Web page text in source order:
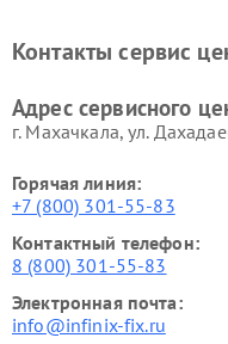
Контакты сервис
Адрес сервисного
г. Махачкала, ул.
Горячая линия:
+7 (800) 301-55-83
Контактный телефон:
8 (800) 301-55-83
Электронная почта:
info@infinix-fix.ru